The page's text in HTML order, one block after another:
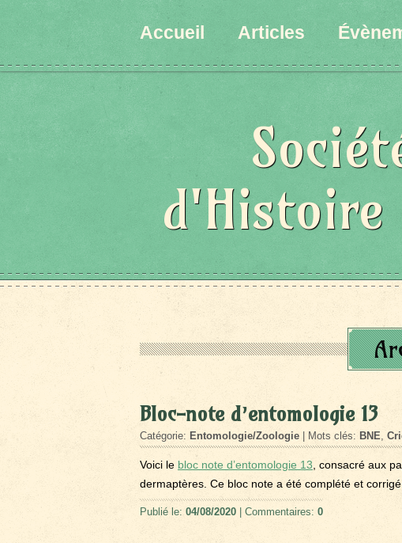
Accueil Articles
Bloc-note d’entomologie 13
Catégorie: Entomologie/Zoologie | Mots clés: BNE,
Voici le bloc note d’entomologie 13 , consacré aux
dermaptères. Ce bloc note a été complété et corrigé.
Publié le: 04/08/2020 | Commentaires: 0